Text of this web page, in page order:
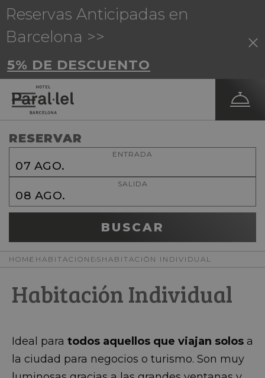
Reservas Anticipadas en
Barcelona >>
5% DE DESCUENTO
RESERVAR
ENTRADA
07 AGO.
SALIDA
08 AGO.
BUSCAR
HOME HABITACIONES HABITACIÓN INDIVIDUAL
Habitación Individual
Ideal para todos aquellos que viajan solos a
la ciudad para negocios o turismo. Son muy